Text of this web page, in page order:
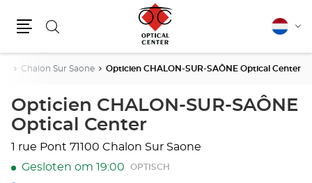
Zoeken
Chalon Sur Saone Opticien CHALON-SUR-SAÔNE Optical Center
Opticien CHALON-SUR-SAÔNE
Optical Center
1 rue Pont 71100 Chalon Sur Saone
Gesloten om 19:00
OPTISCH